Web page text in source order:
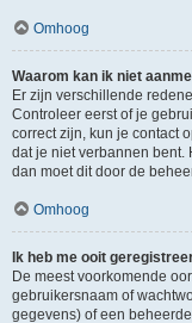
Omhoog
Waarom kan ik niet
Er zijn verschillende
Controleer eerst of je
correct zijn, kun je contact
dat je niet verbannen bent.
dan moet dit door de
Omhoog
Ik heb me ooit
De meest voorkomende
gebruikersnaam of
gegevens) of een